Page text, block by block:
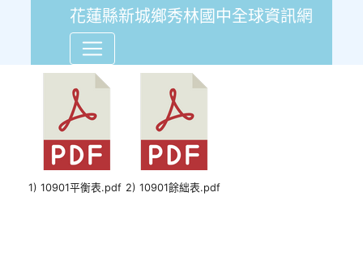
花蓮縣新城鄉秀林國中全球資訊網
109年1月份會計報告平衡表
1) 10901平衡表.pdf 2) 10901餘絀表.pdf